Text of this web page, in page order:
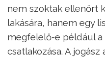
nem szoktak ellenőrt
lakására, hanem egy
megfelelő-e például a
csatlakozása. A